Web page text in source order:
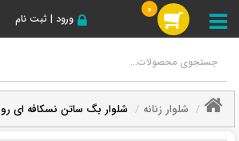
ورود | ثبت نام
0
شلوار زنانه شلوار بگ ساتن نسکافه ای